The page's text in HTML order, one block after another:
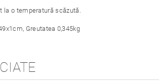
la o temperatură scăzută.
Greutatea 0,345kg